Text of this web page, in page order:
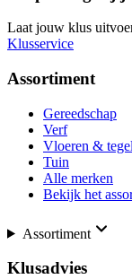
Laat jouw klus
Klusservice
Assortiment
Gereedschap
Verf
Vloeren &
Tuin
Alle merken
Bekijk het
Assortiment
Klusadvies